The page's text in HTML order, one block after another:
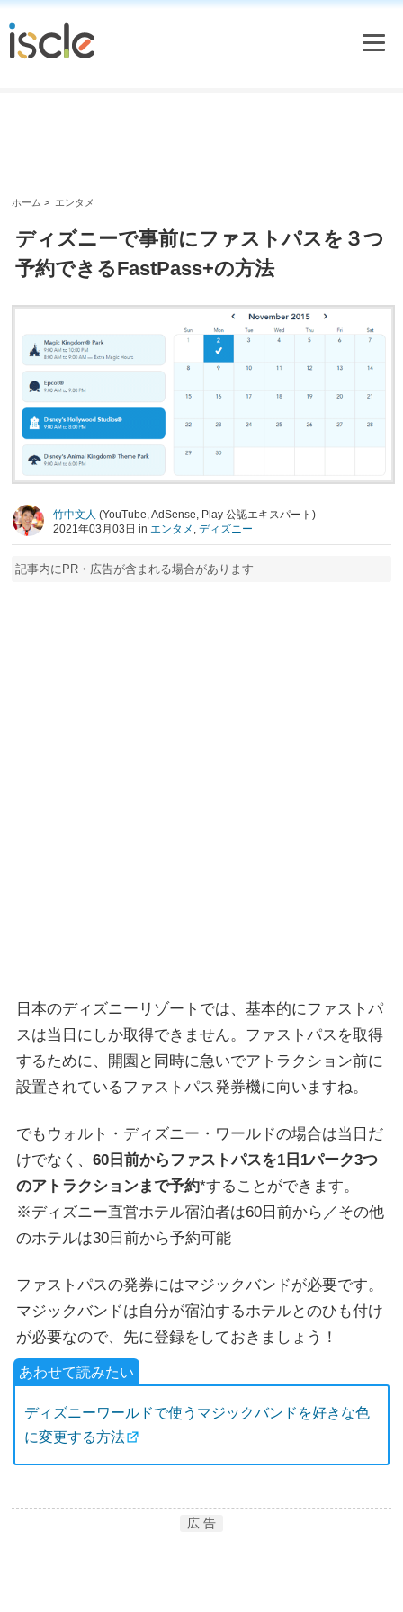
ホーム > エンタメ
ディズニーで事前にファストパスを３つ
予約できるFastPass+の方法
竹中文人 (YouTube, AdSense, Play 公認エキスパート)
2021年03月03日 in エンタメ , ディズニー
記事内にPR・広告が含まれる場合があります
日本のディズニーリゾートでは、基本的にファストパ
スは当日にしか取得できません。ファストパスを取得
するために、開園と同時に急いでアトラクション前に
設置されているファストパス発券機に向いますね。
でもウォルト・ディズニー・ワールドの場合は当日だ
けでなく、 60日前からファストパスを1日1パーク3つ
のアトラクションまで予約*することができます。
※ディズニー直営ホテル宿泊者は60日前から／その他
のホテルは30日前から予約可能
ファストパスの発券にはマジックバンドが必要です。
マジックバンドは自分が宿泊するホテルとのひも付け
が必要なので、先に登録をしておきましょう！
ディズニーワールドで使うマジックバンドを好きな色
に変更する方法
広 告